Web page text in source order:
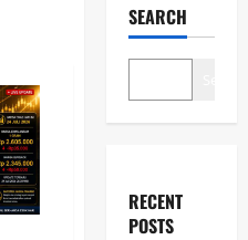
SEARCH
RECENT
POSTS